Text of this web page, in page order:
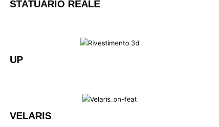
STATUARIO REALE
UP
VELARIS